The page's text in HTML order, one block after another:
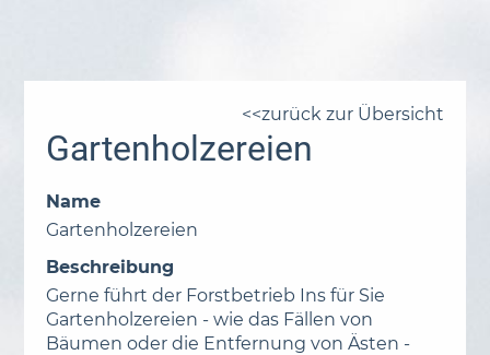
zurück zur Übersicht
Gartenholzereien
Name
Gartenholzereien
Beschreibung
Gerne führt der Forstbetrieb Ins für Sie
Gartenholzereien - wie das Fällen von
Bäumen oder die Entfernung von Ästen -